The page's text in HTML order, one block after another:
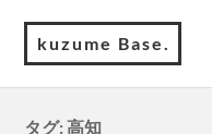
kuzume Base.
タグ:高知